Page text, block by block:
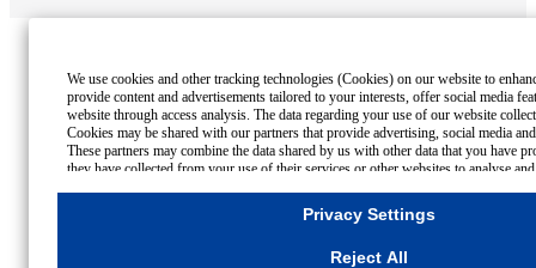
We use cookies and other tracking technologies (Cookies) on our website to
provide content and advertisements tailored to your interests, offer social media
website through access analysis. The data regarding your use of our website
Cookies may be shared with our partners that provide advertising, social media
These partners may combine the data shared by us with other data that you have
they have collected from your use of their services or other websites to analyse
all Cookies except for Strictly Necessary Cookies, please click "Reject All". If you
Cookies, please click "Accept All". To select your preferences for each purpose,
button on this banner or through your browser's "Settings".
Privacy Settings
Reject All